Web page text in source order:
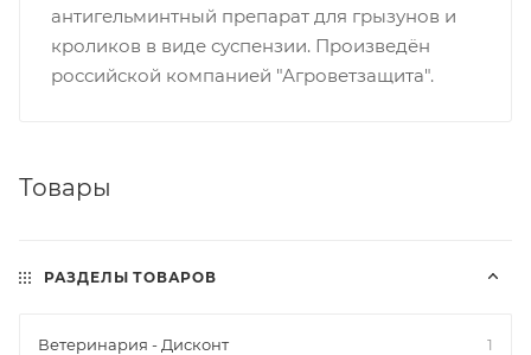
антигельминтный препарат для грызунов и
кроликов в виде суспензии. Произведён
российской компанией "Агроветзащита".
Товары
РАЗДЕЛЫ ТОВАРОВ
Ветеринария - Дисконт 1